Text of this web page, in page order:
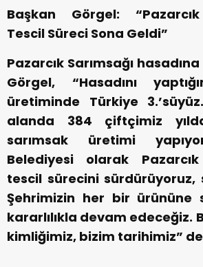
Başkan Görgel: “Pazarcık
Tescil Süreci Sona Geldi”
Pazarcık Sarımsağı
Görgel, “Hasadını
üretiminde Türkiye
alanda 384 çiftçimiz
sarımsak üretimi
Belediyesi olarak Pazarcık
tescil sürecini sürdürüyoruz,
Şehrimizin her bir ürününe
kararlılıkla devam edeceğiz.
kimliğimiz, bizim tarihimiz”